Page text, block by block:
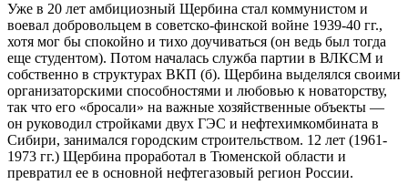
Уже в 20 лет амбициозный Щербина стал коммунистом и
воевал добровольцем в советско-финской войне 1939-40 гг.,
хотя мог бы спокойно и тихо доучиваться (он ведь был тогда
еще студентом). Потом началась служба партии в ВЛКСМ и
собственно в структурах ВКП (б). Щербина выделялся своими
организаторскими способностями и любовью к новаторству,
так что его «бросали» на важные хозяйственные объекты —
он руководил стройками двух ГЭС и нефтехимкомбината в
Сибири, занимался городским строительством. 12 лет (1961-
1973 гг.) Щербина проработал в Тюменской области и
превратил ее в основной нефтегазовый регион России.